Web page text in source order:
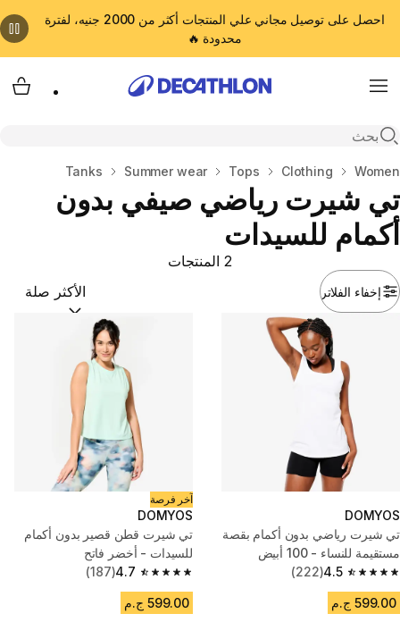
احصل على توصيل مجاني علي المنتجات أكثر من 2000 جنيه، لفترة
محدودة 🔥
Menu
Open search
المنزل
Women
Clothing
Tops
Summer wear
Tanks
تي شيرت رياضي صيفي بدون
أكمام للسيدات
إخفاء الفلاتر
2 المنتجات
ترتيب حسب:
DOMYOS
تي شيرت رياضي بدون أكمام بقصة
مستقيمة للنساء - 100 أبيض
4.5
4.5 out of 5 stars from 222 reviews
(222)
599.00 ج.م
آخر فرصة
DOMYOS
تي شيرت قطن قصير بدون أكمام
للسيدات - أخضر فاتح
4.7
4.7 out of 5 stars from 187 reviews
(187)
599.00 ج.م